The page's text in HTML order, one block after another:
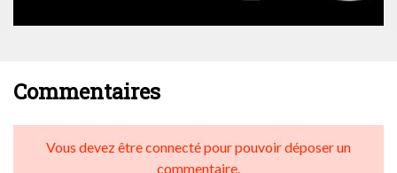
Commentaires
Vous devez être connecté pour pouvoir déposer un
commentaire.